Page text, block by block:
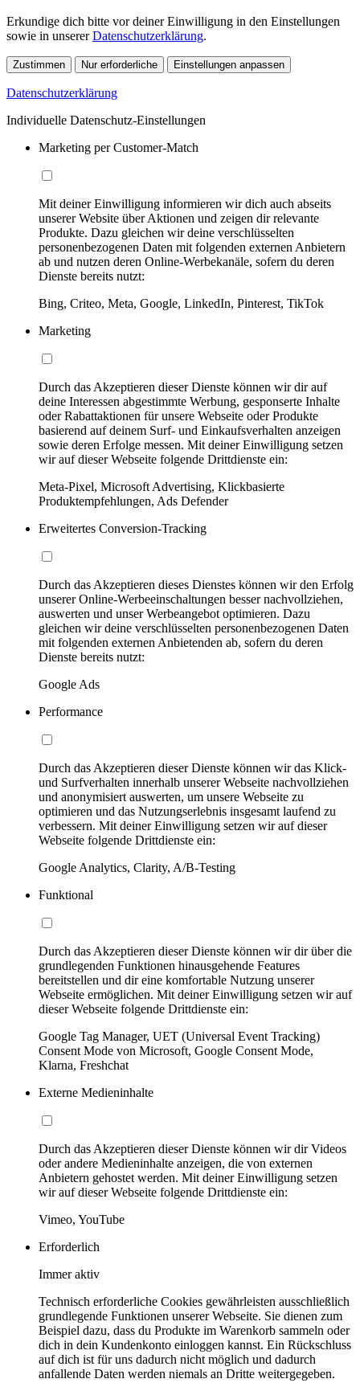
Erkundige dich bitte vor deiner Einwilligung in den Einstellungen
sowie in unsererDatenschutzerklärung.
Zustimmen Nur erforderliche Einstellungen anpassen
Datenschutzerklärung
Individuelle Datenschutz-Einstellungen
Marketing per Customer-Match
Mit deiner Einwilligung informieren wir dich auch abseits
unserer Website über Aktionen und zeigen dir relevante
Produkte. Dazu gleichen wir deine verschlüsselten
personenbezogenen Daten mit folgenden externen Anbietern
ab und nutzen deren Online-Werbekanäle, sofern du deren
Dienste bereits nutzt:
Bing, Criteo, Meta, Google, LinkedIn, Pinterest, TikTok
Marketing
Durch das Akzeptieren dieser Dienste können wir dir auf
deine Interessen abgestimmte Werbung, gesponserte Inhalte
oder Rabattaktionen für unsere Webseite oder Produkte
basierend auf deinem Surf- und Einkaufsverhalten anzeigen
sowie deren Erfolge messen. Mit deiner Einwilligung setzen
wir auf dieser Webseite folgende Drittdienste ein:
Meta-Pixel, Microsoft Advertising, Klickbasierte
Produktempfehlungen, Ads Defender
Erweitertes Conversion-Tracking
Durch das Akzeptieren dieses Dienstes können wir den Erfolg
unserer Online-Werbeeinschaltungen besser nachvollziehen,
auswerten und unser Werbeangebot optimieren. Dazu
gleichen wir deine verschlüsselten personenbezogenen Daten
mit folgenden externen Anbietenden ab, sofern du deren
Dienste bereits nutzt:
Google Ads
Performance
Durch das Akzeptieren dieser Dienste können wir das Klick-
und Surfverhalten innerhalb unserer Webseite nachvollziehen
und anonymisiert auswerten, um unsere Webseite zu
optimieren und das Nutzungserlebnis insgesamt laufend zu
verbessern. Mit deiner Einwilligung setzen wir auf dieser
Webseite folgende Drittdienste ein:
Google Analytics, Clarity, A/B-Testing
Funktional
Durch das Akzeptieren dieser Dienste können wir dir über die
grundlegenden Funktionen hinausgehende Features
bereitstellen und dir eine komfortable Nutzung unserer
Webseite ermöglichen. Mit deiner Einwilligung setzen wir auf
dieser Webseite folgende Drittdienste ein:
Google Tag Manager, UET (Universal Event Tracking)
Consent Mode von Microsoft, Google Consent Mode,
Klarna, Freshchat
Externe Medieninhalte
Durch das Akzeptieren dieser Dienste können wir dir Videos
oder andere Medieninhalte anzeigen, die von externen
Anbietern gehostet werden. Mit deiner Einwilligung setzen
wir auf dieser Webseite folgende Drittdienste ein:
Vimeo, YouTube
Erforderlich
Immer aktiv
Technisch erforderliche Cookies gewährleisten ausschließlich
grundlegende Funktionen unserer Webseite. Sie dienen zum
Beispiel dazu, dass du Produkte im Warenkorb sammeln oder
dich in dein Kundenkonto einloggen kannst. Ein Rückschluss
auf dich ist für uns dadurch nicht möglich und dadurch
anfallende Daten werden niemals an Dritte weitergegeben.